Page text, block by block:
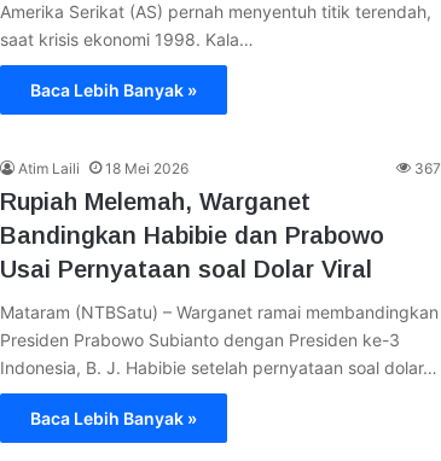
Amerika Serikat (AS) pernah menyentuh titik terendah,
saat krisis ekonomi 1998. Kala…
Baca Lebih Banyak »
Atim Laili 18 Mei 2026 367
Rupiah Melemah, Warganet
Bandingkan Habibie dan Prabowo
Usai Pernyataan soal Dolar Viral
Mataram (NTBSatu) – Warganet ramai membandingkan
Presiden Prabowo Subianto dengan Presiden ke-3
Indonesia, B. J. Habibie setelah pernyataan soal dolar…
Baca Lebih Banyak »